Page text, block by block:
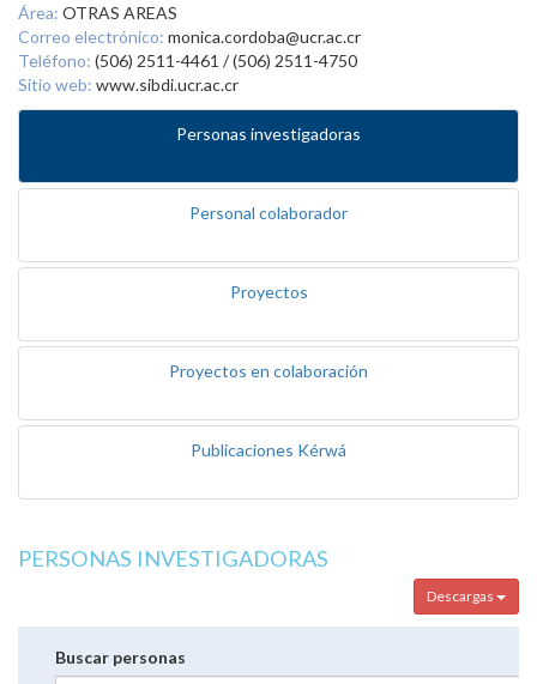
Área: OTRAS AREAS
Correo electrónico: monica.cordoba@ucr.ac.cr
Teléfono: (506) 2511-4461 / (506) 2511-4750
Sitio web: www.sibdi.ucr.ac.cr
Personas investigadoras
Personal colaborador
Proyectos
Proyectos en colaboración
Publicaciones Kérwá
PERSONAS INVESTIGADORAS
Descargas
Buscar personas